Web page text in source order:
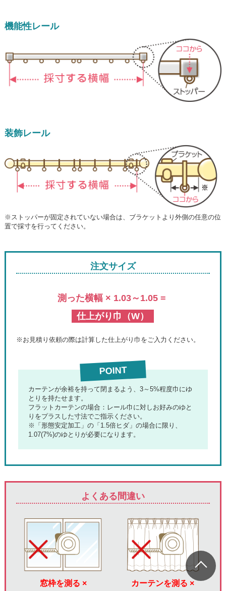
機能性レール
装飾レール
※ストッパーが固定されていない場合は、ブラケットより外側の任意の位
置で採寸を行ってください。
注文サイズ
測った横幅 × 1.03～1.05 =
仕上がり巾（W）
※お見積り依頼の際は計算した仕上がり巾をご入力ください。
POINT
カーテンが余裕を持って閉まるよう、3～5%程度巾にゆ
とりを持たせます。
フラットカーテンの場合： レール巾に対しお好みのゆと
りをプラスした寸法でご指示ください。
※「形態安定加工」の「1.5倍ヒダ」の場合に限り、
1.07(7%)のゆとりが必要になります。
よくある間違い
窓枠を測る × カーテンを測る ×